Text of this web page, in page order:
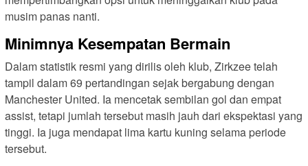
musim panas nanti.
Minimnya Kesempatan Bermain
Dalam statistik resmi yang dirilis oleh klub, Zirkzee telah
tampil dalam 69 pertandingan sejak bergabung dengan
Manchester United. Ia mencetak sembilan gol dan empat
assist, tetapi jumlah tersebut masih jauh dari ekspektasi yang
tinggi. Ia juga mendapat lima kartu kuning selama periode
tersebut.